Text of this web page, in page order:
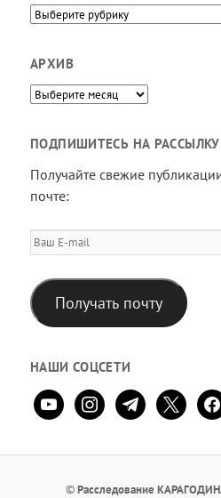
Направления
АРХИВ
Архив
ПОДПИШИТЕСЬ НА РАССЫЛКУ
Получайте свежие
почте:
Ваш
E-
mail
Получать почту
НАШИ СОЦСЕТИ
youtubeinstagramtelegram
x
©Расследование